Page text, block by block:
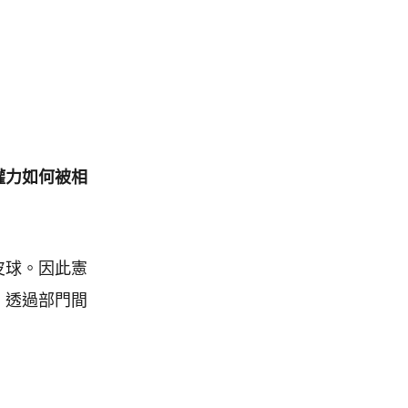
力如何被相
。因此憲
過部門間